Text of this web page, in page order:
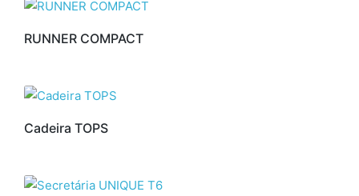
RUNNER COMPACT
Cadeira TOPS